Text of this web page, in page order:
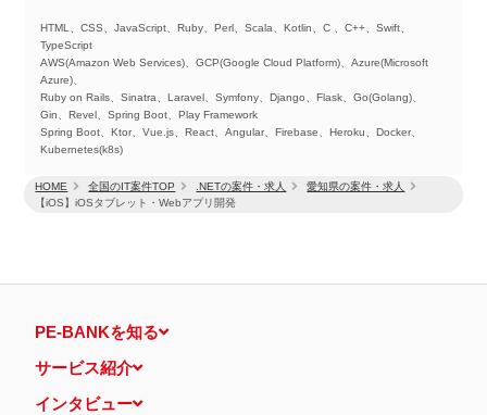
HOME 全国のIT案件TOP .NETの案件・求人
愛知県の案件・求人
【iOS】iOSタブレット・Webアプリ開発
HTML、CSS、JavaScript、Ruby、Perl、Scala、Kotlin、C 、C++、Swift、
TypeScript
AWS(Amazon Web Services)、GCP(Google Cloud Platform)、Azure(Microsoft
Azure)、
Ruby on Rails、Sinatra、Laravel、Symfony、Django、Flask、Go(Golang)、
Gin、Revel、Spring Boot、Play Framework
Spring Boot、Ktor、Vue.js、React、Angular、Firebase、Heroku、Docker、
Kubernetes(k8s)
PE-BANKを知る
サービス紹介
インタビュー